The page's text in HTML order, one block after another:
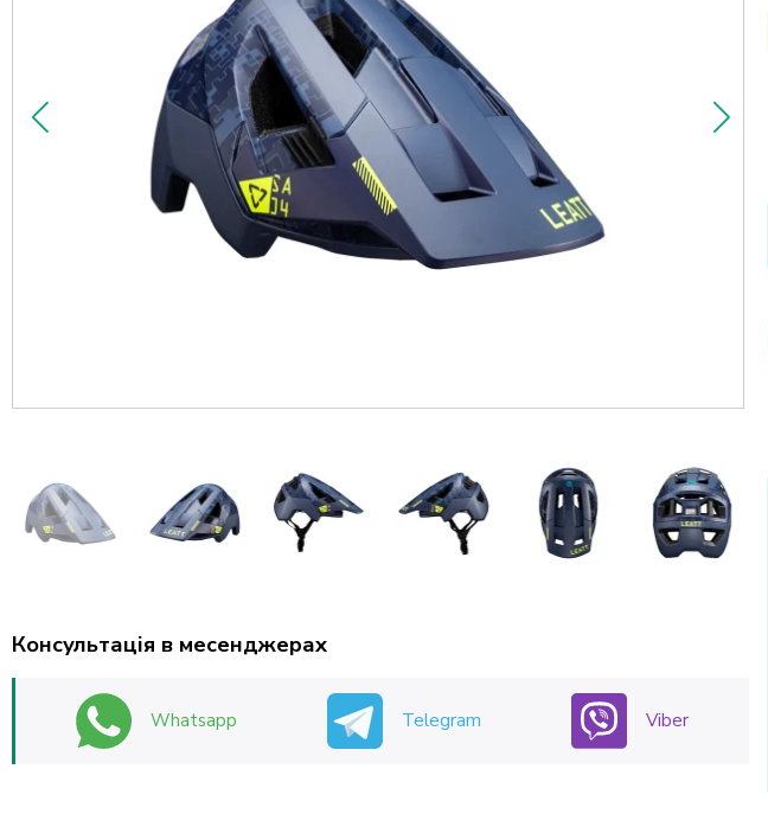
Консультація в месенджерах
Whatsapp Telegram Viber